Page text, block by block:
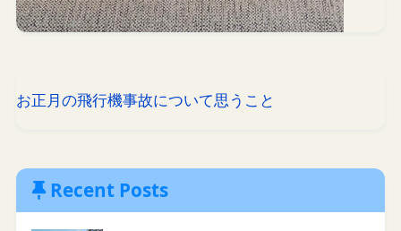
お正月の飛行機事故について思うこと
Recent Posts